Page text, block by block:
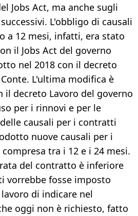
Jobs Act, ma anche sugli
L'obbligo di causali
a 12 mesi, infatti, era stato
il Jobs Act del governo
nel 2018 con il decreto
L'ultima modifica è
il decreto Lavoro del governo
per i rinnovi e per le
causali per i contratti
nuove causali per i
tra i 12 e i 24 mesi.
del contratto è inferiore
vorrebbe fosse imposto
di indicare nel
oggi non è richiesto, fatto